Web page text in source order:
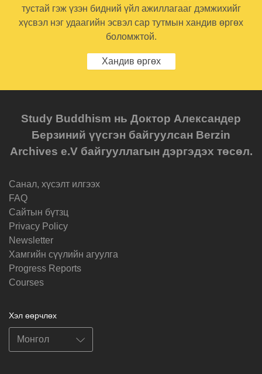
тустай гэж үзэн бидний үйл ажиллагааг дэмжихийг
хүсвэл нэг удаагийн эсвэл сар тутмын хандив өргөх
боломжтой.
Хандив өргөх
Study Buddhism нь Доктор Александер
Берзиний үүсгэн байгуулсан Berzin
Archives e.V байгууллагын дэргэдэх төсөл.
Санал, хүсэлт илгээх
FAQ
Cайтын бүтзц
Privacy Policy
Newsletter
Хамгийн сүүлийн агуулга
Progress Reports
Courses
Хэл өөрчлөх